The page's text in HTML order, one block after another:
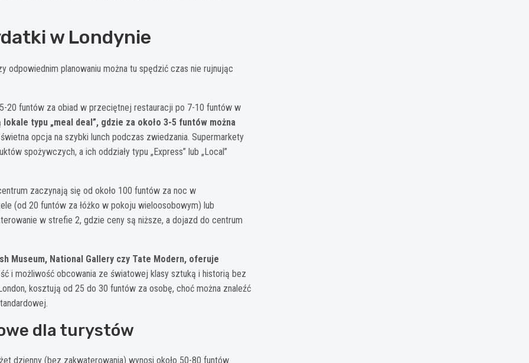
w Londynie
odpowiednim planowaniu można tu spędzić czas nie rujnując
20 funtów za obiad w przeciętnej restauracji po 7-10 funtów w
typu „meal deal”, gdzie za około 3-5 funtów można
opcja na szybki lunch podczas zwiedzania. Supermarkety
spożywczych, a ich oddziały typu „Express” lub „Local”
zaczynają się od około 100 funtów za noc w
(od 20 funtów za łóżko w pokoju wieloosobowym) lub
w strefie 2, gdzie ceny są niższe, a dojazd do centrum
Museum, National Gallery czy Tate Modern, oferuje
i możliwość obcowania ze światowej klasy sztuką i historią bez
kosztują od 25 do 30 funtów za osobę, choć można znaleźć
dla turystów
dzienny (bez zakwaterowania) wynosi około 50-80 funtów.